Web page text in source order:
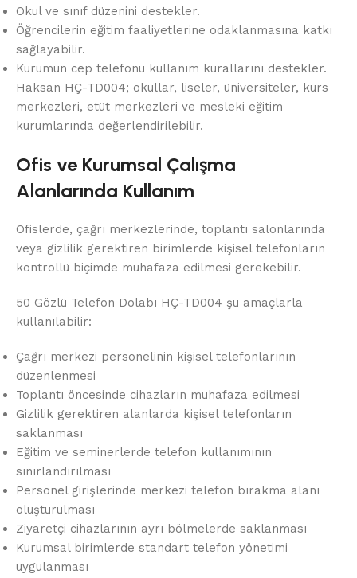
Okul ve sınıf düzenini destekler.
Öğrencilerin eğitim faaliyetlerine odaklanmasına katkı
sağlayabilir.
Kurumun cep telefonu kullanım kurallarını destekler.
Haksan HÇ-TD004; okullar, liseler, üniversiteler, kurs
merkezleri, etüt merkezleri ve mesleki eğitim
kurumlarında değerlendirilebilir.
Ofis ve Kurumsal Çalışma
Alanlarında Kullanım
Ofislerde, çağrı merkezlerinde, toplantı salonlarında
veya gizlilik gerektiren birimlerde kişisel telefonların
kontrollü biçimde muhafaza edilmesi gerekebilir.
50 Gözlü Telefon Dolabı HÇ-TD004 şu amaçlarla
kullanılabilir:
Çağrı merkezi personelinin kişisel telefonlarının
düzenlenmesi
Toplantı öncesinde cihazların muhafaza edilmesi
Gizlilik gerektiren alanlarda kişisel telefonların
saklanması
Eğitim ve seminerlerde telefon kullanımının
sınırlandırılması
Personel girişlerinde merkezi telefon bırakma alanı
oluşturulması
Ziyaretçi cihazlarının ayrı bölmelerde saklanması
Kurumsal birimlerde standart telefon yönetimi
uygulanması